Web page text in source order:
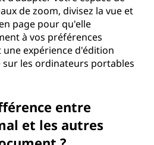
de zoom, divisez la vue et
page pour qu'elle
à vos préférences
expérience d'édition
les ordinateurs portables
entre
et les autres